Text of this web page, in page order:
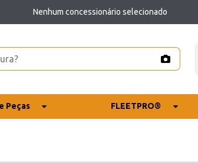
Nenhum concessionário selecionado
Peças FLEETPRO®